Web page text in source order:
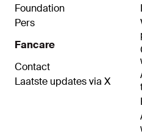
Foundation
Pers
Fancare
Contact
Laatste updates via X